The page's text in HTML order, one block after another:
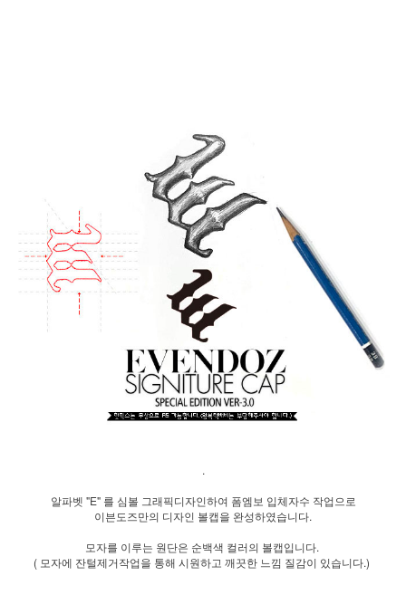
.
알파벳 "E" 를 심볼 그래픽디자인하여 폼엠보 입체자수 작업으로
이븐도즈만의 디자인 볼캡을 완성하였습니다.
모자를 이루는 원단은 순백색 컬러의 볼캡입니다.
( 모자에 잔털제거작업을 통해 시원하고 깨끗한 느낌 질감이 있습니다.)